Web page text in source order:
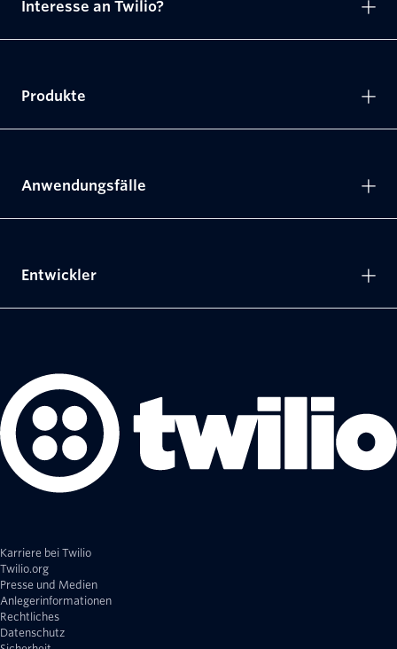
Karriere bei Twilio
Twilio.org
Presse und Medien
Anlegerinformationen
Rechtliches
Datenschutz
Interesse an Twilio?
Produkte
Anwendungsfälle
Entwickler